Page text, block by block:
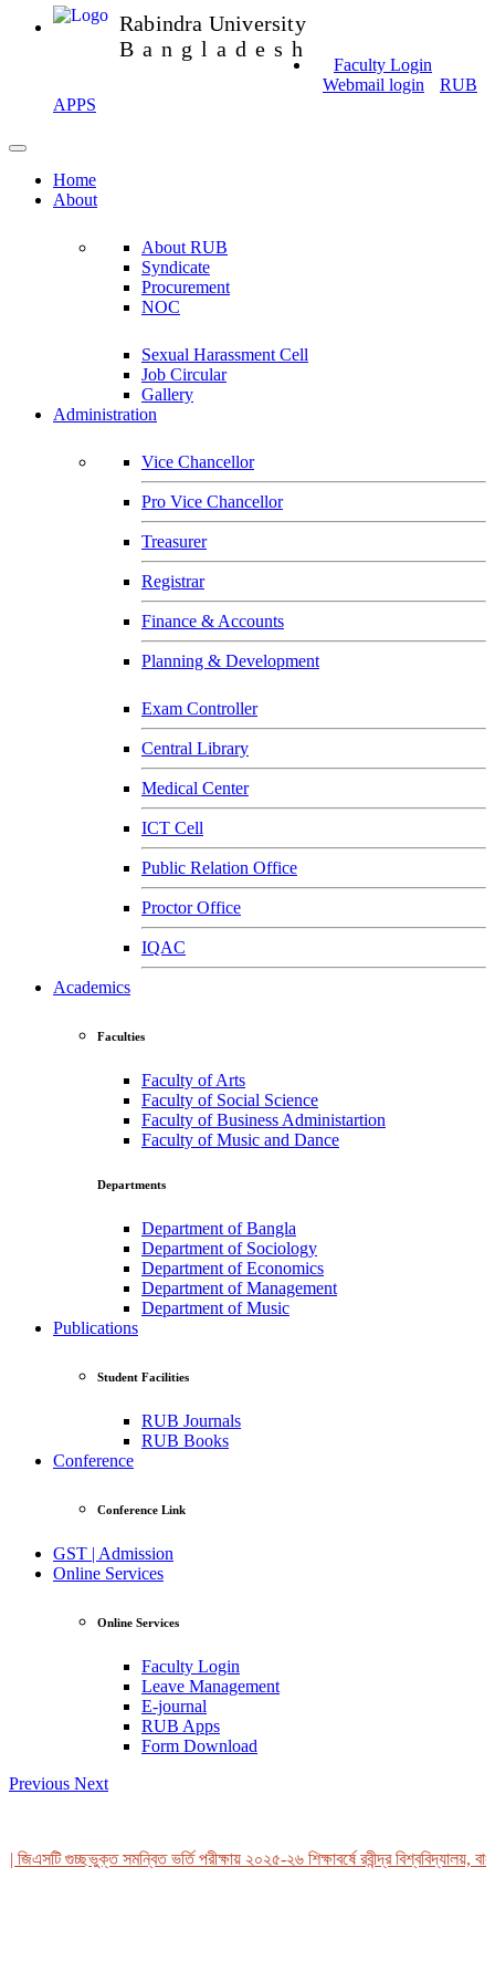
Rabindra University
Bangladesh
Faculty Login
Webmail login
RUB
APPS
Home
About
About RUB
Syndicate
Procurement
NOC
Sexual Harassment Cell
Job Circular
Gallery
Administration
Vice Chancellor
Pro Vice Chancellor
Treasurer
Registrar
Finance & Accounts
Planning & Development
Exam Controller
Central Library
Medical Center
ICT Cell
Public Relation Office
Proctor Office
IQAC
Academics
Faculties
Faculty of Arts
Faculty of Social Science
Faculty of Business Administartion
Faculty of Music and Dance
Departments
Department of Bangla
Department of Sociology
Department of Economics
Department of Management
Department of Music
Publications
Student Facilities
RUB Journals
RUB Books
Conference
Conference Link
GST | Admission
Online Services
Online Services
Faculty Login
Leave Management
E-journal
RUB Apps
Form Download
Previous Next
গুচ্ছভুক্ত সমন্বিত ভর্তি পরীক্ষায় ২০২৫-২৬ শিক্ষাবর্ষে রবীন্দ্র বিশ্ববিদ্যালয়,